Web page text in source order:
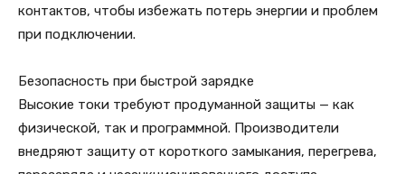
контактов, чтобы избежать потерь энергии и проблем
при подключении.
Безопасность при быстрой зарядке
Высокие токи требуют продуманной защиты — как
физической, так и программной. Производители
внедряют защиту от короткого замыкания, перегрева,